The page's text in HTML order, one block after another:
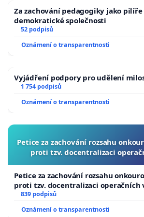
těch látek, které překračují svým
imisního limitu, což jsou těžké kovy
imisního limitu), Nikl (8,4 %
Cd+ Tl (2,2 % imisního limitu) a u
a rozptylová studie i hodnocení
jsou založeny na neaktuálních
dokumentaci i v přílohách je velké
řádně odůvodněny na tvrdých
jiných již funkčních spaloven
Za zachování pedagogiky jako pilíře
demokratické společnosti
52 podpisů
Oznámení o transparentnosti
Vyjádření podpory pro udělení
1 754 podpisů
Oznámení o transparentnosti
Petice za zachování rozsahu
proti tzv. docentralizaci
Petice za zachování rozsahu
proti tzv. docentralizaci operačních
839 podpisů
Oznámení o transparentnosti